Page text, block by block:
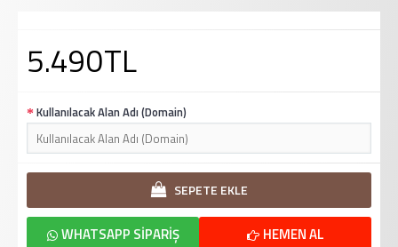
5.490TL
Kullanılacak Alan Adı (Domain)
SEPETE EKLE
HEMEN AL
WHATSAPP SIPARIŞ